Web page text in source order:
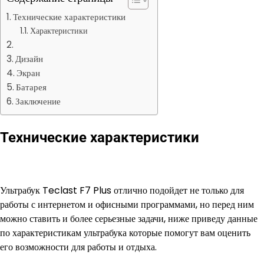
Технические характеристики
Характеристики
Дизайн
Экран
Батарея
Заключение
Технические характеристики
Ультрабук Teclast F7 Plus отлично подойдет не только для
работы с интернетом и офисными программами, но перед ним
можно ставить и более серьезные задачи, ниже приведу данные
по характеристикам ультрабука которые помогут вам оценить
его возможности для работы и отдыха.